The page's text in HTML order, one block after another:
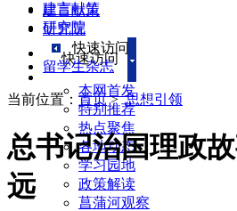
建言献策
研究院
快速访问
本网首发
特别推荐
热点聚焦
各地动态
学习园地
政策解读
菖蒲河观察
建言献策
研究院
快速访问
留学生杂志
当前位置： 首页>思想引领
总书记治国理政
远